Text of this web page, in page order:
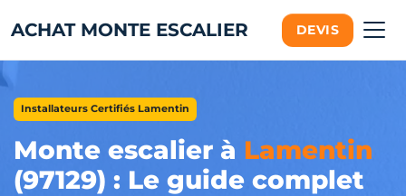
ACHAT MONTE ESCALIER DEVIS
Installateurs Certifiés Lamentin
Monte escalier à Lamentin
(97129) : Le guide complet